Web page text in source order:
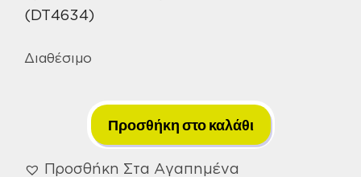
(DT4634)
Διαθέσιμο
Ξύλου
Αρίδια
DW
Προσθήκη στο καλάθι
Προσθήκη Στα Αγαπημένα